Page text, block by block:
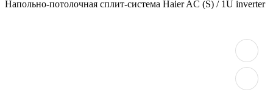
Напольно-потолочная сплит-система Haier AC (S) / 1U inverter